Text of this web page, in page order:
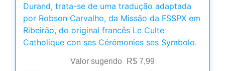
Durand, trata-se de uma tradução adaptada
por Robson Carvalho, da Missão da FSSPX em
Ribeirão, do original francês Le Culte
Catholique con ses Cérémonies ses Symbolo.
Valor sugerido R$ 7,99